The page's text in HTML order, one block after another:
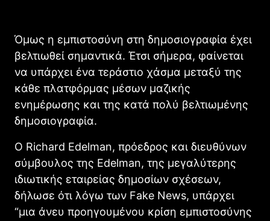
Όμως η εμπιστοσύνη στη δημοσιογραφία έχει
βελτιωθεί σημαντικά. Έτσι σήμερα, φαίνεται
να υπάρχει ένα τεράστιο χάσμα μεταξύ της
κάθε πλατφόρμας μέσων μαζικής
ενημέρωσης και της κατά πολύ βελτιωμένης
δημοσιογραφία.
Ο Richard Edelman, πρόεδρος και διευθύνων
σύμβουλος της Edelman, της μεγαλύτερης
ιδιωτικής εταιρείας δημοσίων σχέσεων,
δήλωσε ότι λόγω των Fake News, υπάρχει
“μια άνευ προηγουμένου κρίση εμπιστοσύνης